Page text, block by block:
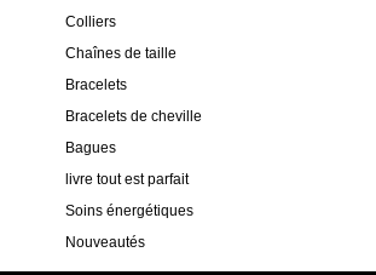
Colliers
Chaînes de taille
Bracelets
Bracelets de cheville
Bagues
livre tout est parfait
Soins énergétiques
Nouveautés